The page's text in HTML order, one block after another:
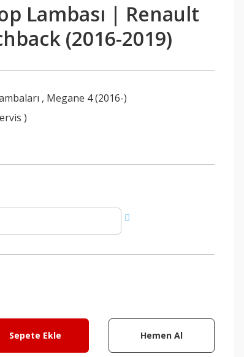
Lambası | Renault
(2016-2019)
, Megane 4 (2016-)
)
Sepete Ekle Hemen Al